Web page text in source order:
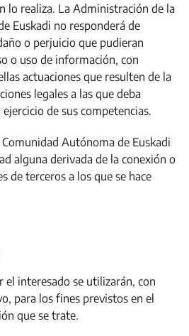
lo realiza. La Administración de la
Euskadi no responderá de
o perjuicio que pudieran
o uso de información, con
actuaciones que resulten de la
legales a las que deba
de sus competencias.
Autónoma de Euskadi
alguna derivada de la conexión o
de terceros a los que se hace
el interesado se utilizarán, con
para los fines previstos en el
que se trate.